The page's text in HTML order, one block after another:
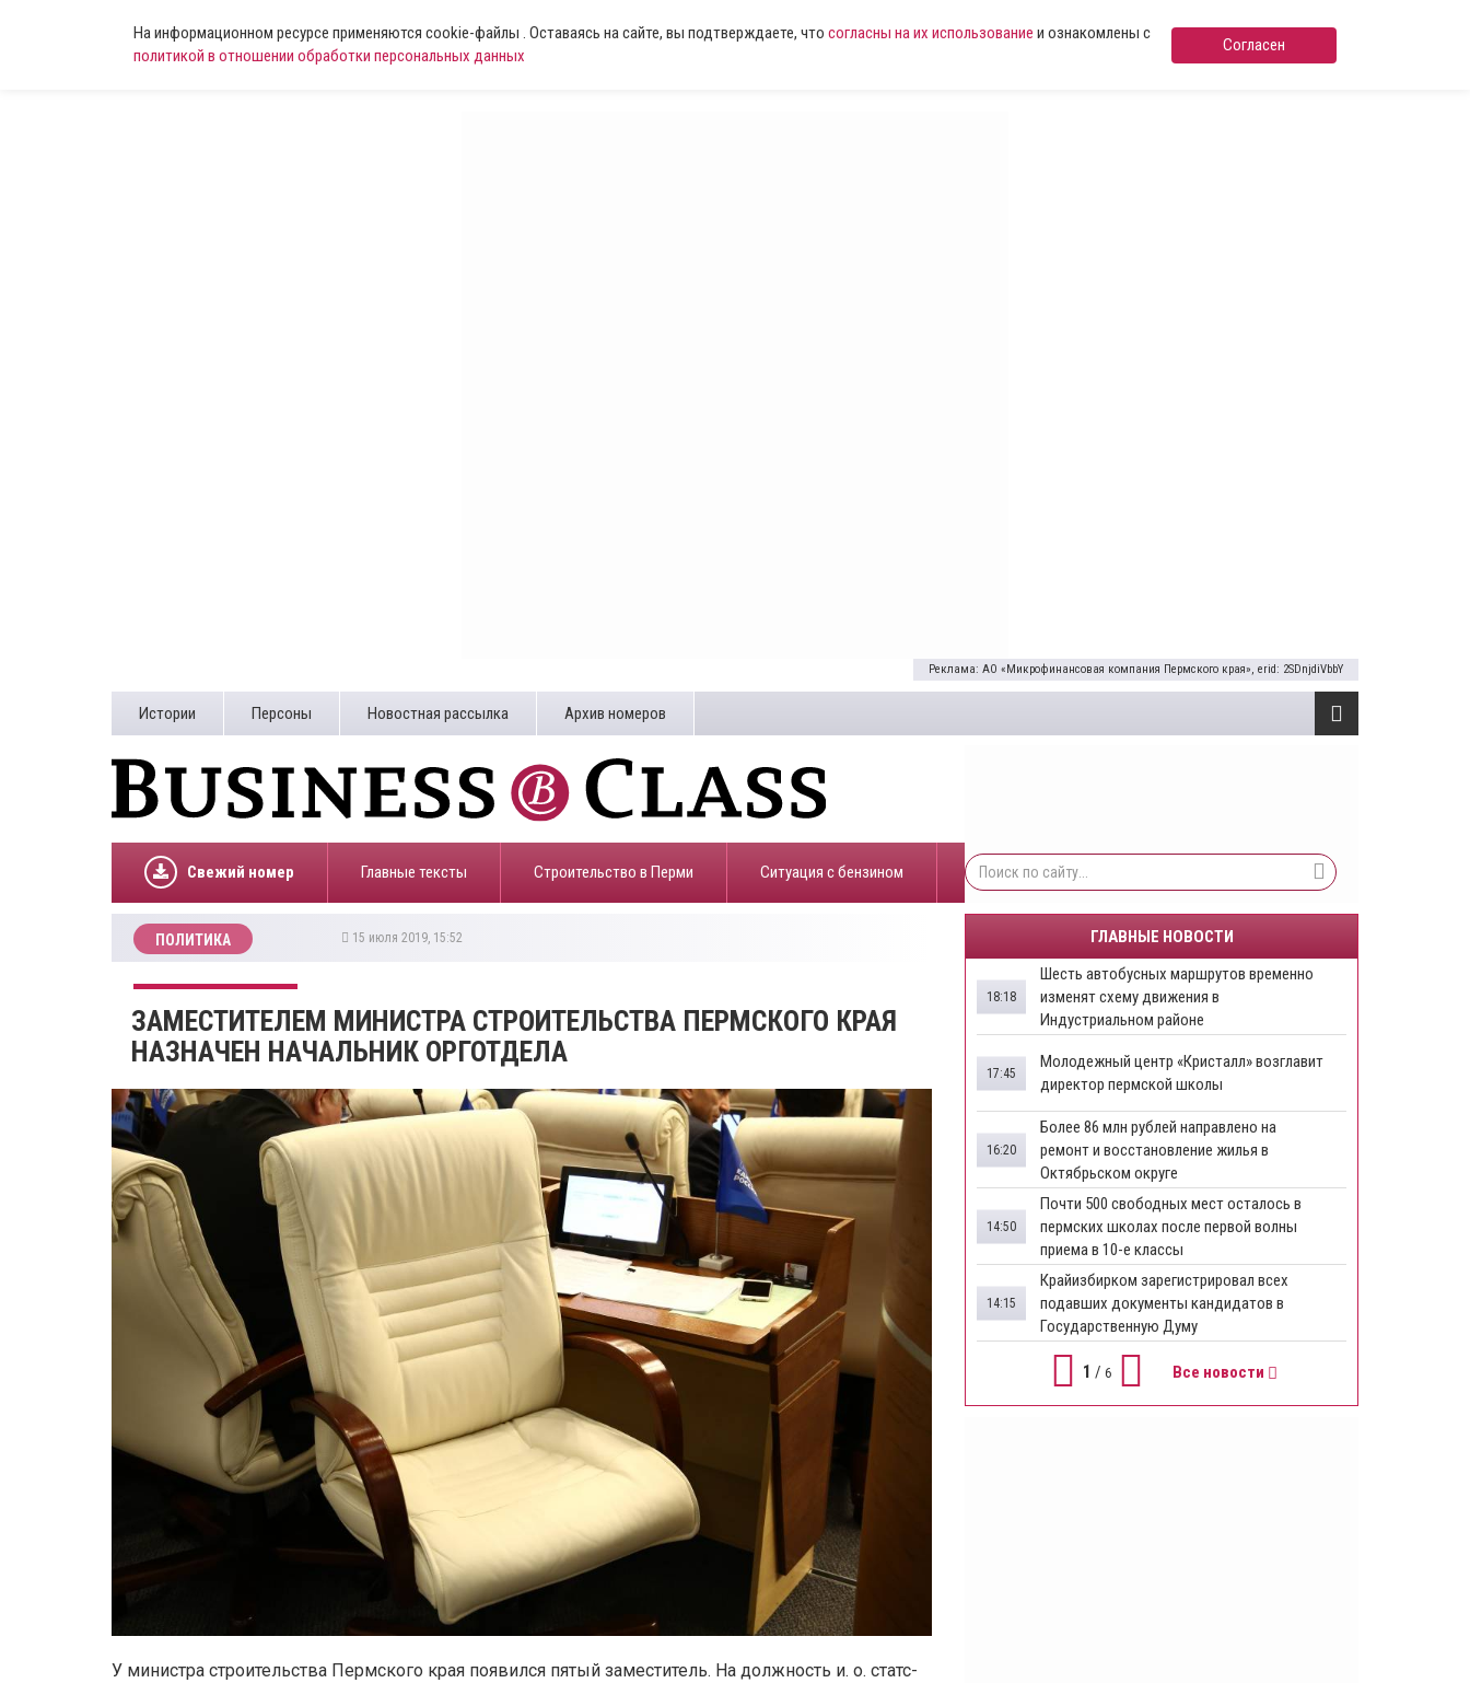
На информационном ресурсе применяются cookie-файлы . Оставаясь на сайте, вы подтверждаете, что согласны на их использование и ознакомлены с
политикой в отношении обработки персональных данных
Согласен
Реклама: АО «Микрофинансовая компания Пермского края», erid: 2SDnjdiVbbY
Истории Персоны Новостная рассылка Архив номеров
Свежий номер Главные тексты Строительство в Перми ​Ситуация с бензином
ПОЛИТИКА 15 июля 2019, 15:52
ЗАМЕСТИТЕЛЕМ МИНИСТРА СТРОИТЕЛЬСТВА ПЕРМСКОГО КРАЯ
НАЗНАЧЕН НАЧАЛЬНИК ОРГОТДЕЛА
У министра строительства Пермского края появился пятый заместитель. На должность и. о. статс-
ГЛАВНЫЕ НОВОСТИ
Шесть автобусных маршрутов временно
изменят схему движения в
Индустриальном районе
18:18
Молодежный центр «Кристалл» возглавит
директор пермской школы
17:45
Более 86 млн рублей направлено на
ремонт и восстановление жилья в
Октябрьском округе
16:20
Почти 500 свободных мест осталось в
пермских школах после первой волны
приема в 10-е классы
14:50
Крайизбирком зарегистрировал всех
подавших документы кандидатов в
Государственную Думу
14:15
1 / 6 Все новости